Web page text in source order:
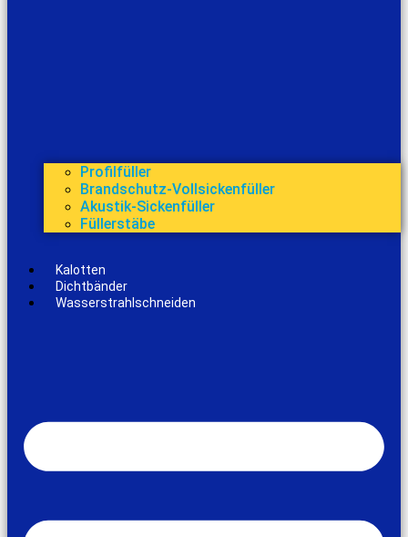
Profilfüller
Brandschutz-Vollsickenfüller
Akustik-Sickenfüller
Füllerstäbe
Kalotten
Dichtbänder
Wasserstrahlschneiden